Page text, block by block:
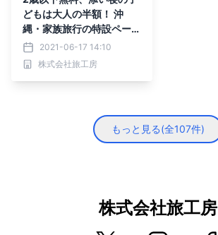
どもは大人の半額！ 沖
縄・家族旅行の特設ページ
を6/17（木）開設 ご家族
みんなで楽しめるツアーを
多数ご紹介
2021-06-17 14:10
株式会社旅工房
もっと見る(全107件)
株式会社旅工房